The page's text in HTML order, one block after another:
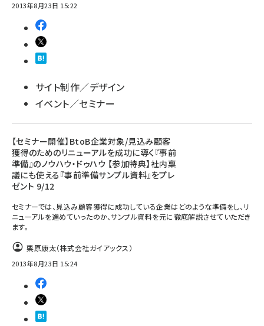
2013年8月23日 15:22
サイト制作／デザイン
イベント／セミナー
【セミナー開催】BtoB企業対象/見込み顧客
獲得のためのリニューアルを成功に導く『事前
準備』のノウハウ・ドゥハウ 【参加特典】社内稟
議にも使える『事前準備サンプル資料』をプレ
ゼント 9/12
セミナーでは、見込み顧客獲得に成功している企業はどのような準備をし、リ
ニューアルを進めていったのか、サンプル資料を元に徹底解説させていただき
ます。
栗原康太（株式会社ガイアックス）
2013年8月23日 15:24